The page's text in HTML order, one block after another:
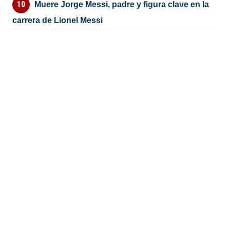
Muere Jorge Messi, padre y figura clave en la
carrera de Lionel Messi